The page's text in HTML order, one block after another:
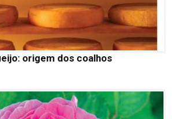
origem dos coalhos